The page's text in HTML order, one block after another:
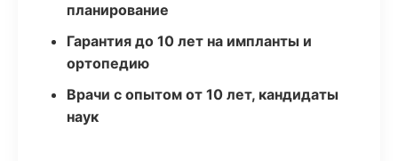
планирование
Гарантия до 10 лет на импланты и
ортопедию
Врачи с опытом от 10 лет, кандидаты
наук